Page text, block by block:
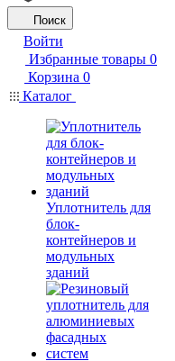
Поиск
Войти
Избранные товары 0
Корзина 0
Каталог
Уплотнитель для
блок-
контейнеров и
модульных
зданий